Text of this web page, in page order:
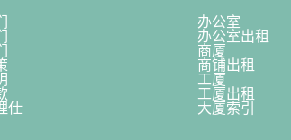
办公室
办公室出租
商厦
商铺出租
工厦
工厦出租
仕 大厦索引